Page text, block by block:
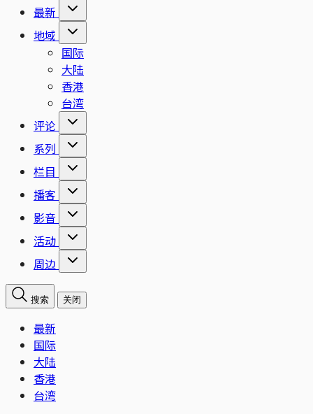
最新
地域
国际
大陆
香港
台湾
评论
系列
栏目
播客
影音
活动
周边
搜索 关闭
最新
国际
大陆
香港
台湾